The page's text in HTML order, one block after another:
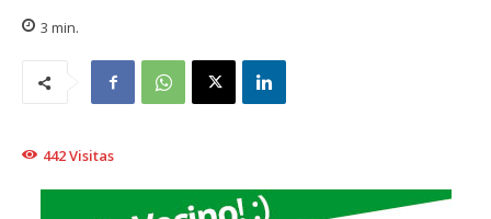
3 min.
442Visitas